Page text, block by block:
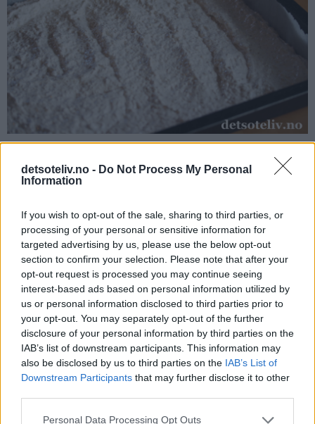
detsoteliv.no - Do Not Process My Personal
Information
If you wish to opt-out of the sale, sharing to third parties, or
processing of your personal or sensitive information for
targeted advertising by us, please use the below opt-out
section to confirm your selection. Please note that after your
opt-out request is processed you may continue seeing
interest-based ads based on personal information utilized by
us or personal information disclosed to third parties prior to
your opt-out. You may separately opt-out of the further
disclosure of your personal information by third parties on the
IAB’s list of downstream participants. This information may
also be disclosed by us to third parties on the IAB’s List of
Downstream Participants that may further disclose it to other
Personal Data Processing Opt Outs
Stek kaken midt i ovnen ved 175°C i 20 minutter. Avkjøl kaken
på en rist (eller la kaken bli i langpannen hvis du har plass til
å sette hele pannen i kjøleskapet eller har kjølerom).